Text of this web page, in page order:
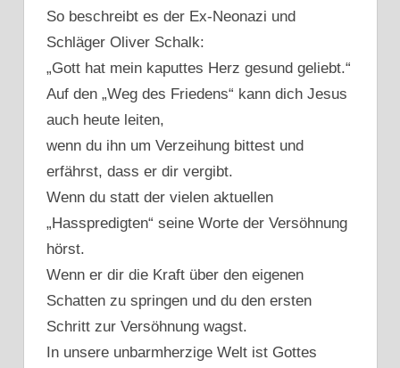
So beschreibt es der Ex-Neonazi und
Schläger Oliver Schalk:
„Gott hat mein kaputtes Herz gesund geliebt.“
Auf den „Weg des Friedens“ kann dich Jesus
auch heute leiten,
wenn du ihn um Verzeihung bittest und
erfährst, dass er dir vergibt.
Wenn du statt der vielen aktuellen
„Hasspredigten“ seine Worte der Versöhnung
hörst.
Wenn er dir die Kraft über den eigenen
Schatten zu springen und du den ersten
Schritt zur Versöhnung wagst.
In unsere unbarmherzige Welt ist Gottes